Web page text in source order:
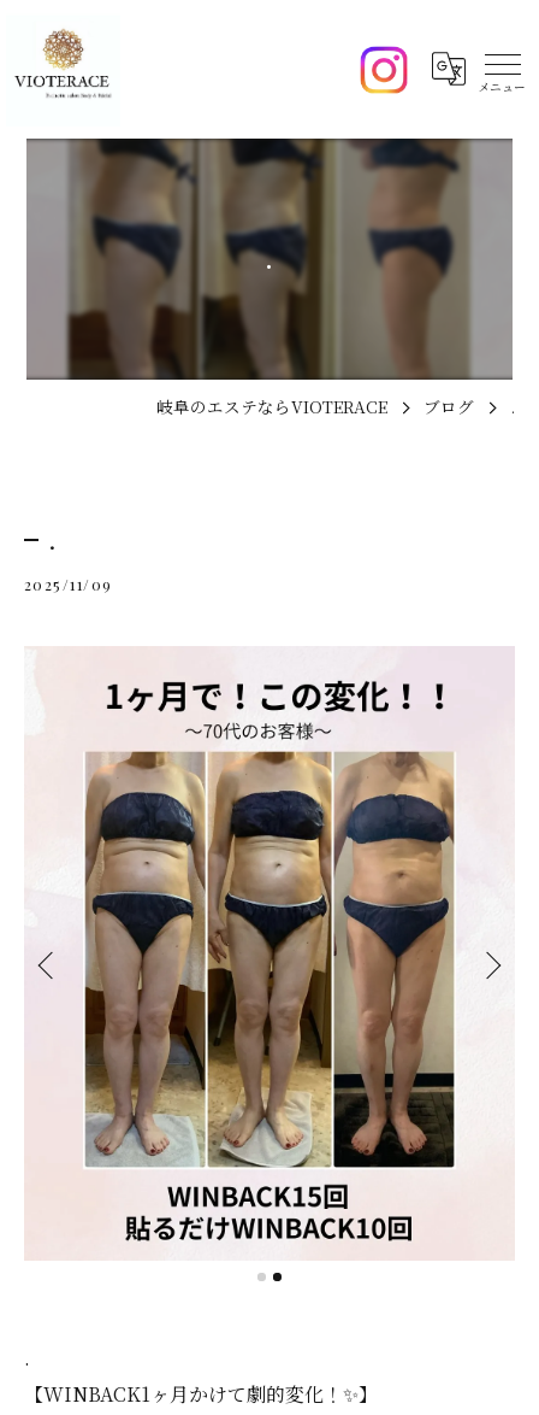
.
岐阜のエステならVIOTERACE ブログ .
.
2025/11/09
.
【WINBACK1ヶ月かけて劇的変化！✨】